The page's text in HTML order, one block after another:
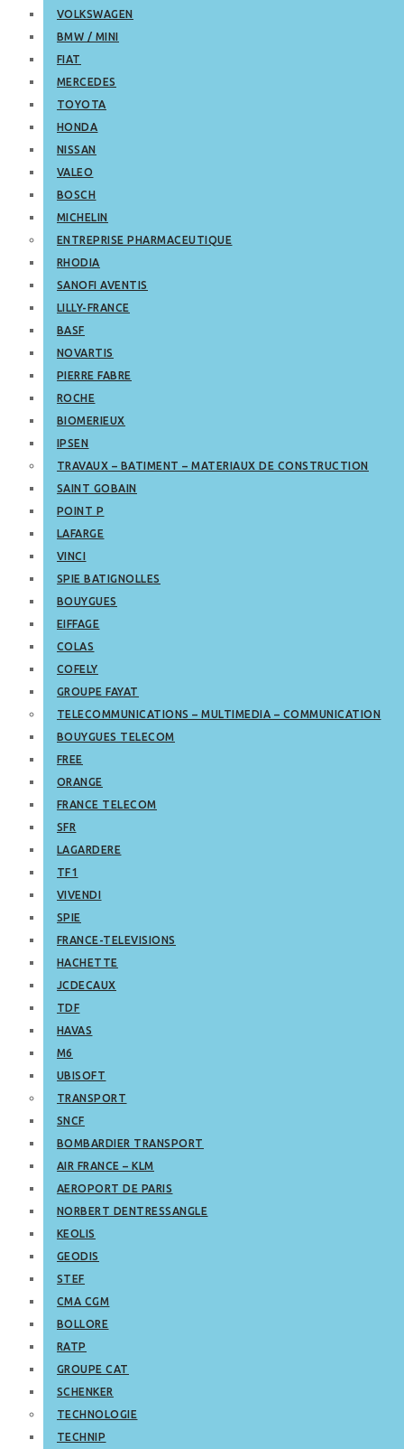
VOLKSWAGEN
BMW / MINI
FIAT
MERCEDES
TOYOTA
HONDA
NISSAN
VALEO
BOSCH
MICHELIN
ENTREPRISE PHARMACEUTIQUE
RHODIA
SANOFI AVENTIS
LILLY-FRANCE
BASF
NOVARTIS
PIERRE FABRE
ROCHE
BIOMERIEUX
IPSEN
TRAVAUX – BATIMENT – MATERIAUX DE CONSTRUCTION
SAINT GOBAIN
POINT P
LAFARGE
VINCI
SPIE BATIGNOLLES
BOUYGUES
EIFFAGE
COLAS
COFELY
GROUPE FAYAT
TELECOMMUNICATIONS – MULTIMEDIA – COMMUNICATION
BOUYGUES TELECOM
FREE
ORANGE
FRANCE TELECOM
SFR
LAGARDERE
TF1
VIVENDI
SPIE
FRANCE-TELEVISIONS
HACHETTE
JCDECAUX
TDF
HAVAS
M6
UBISOFT
TRANSPORT
SNCF
BOMBARDIER TRANSPORT
AIR FRANCE – KLM
AEROPORT DE PARIS
NORBERT DENTRESSANGLE
KEOLIS
GEODIS
STEF
CMA CGM
BOLLORE
RATP
GROUPE CAT
SCHENKER
TECHNOLOGIE
TECHNIP